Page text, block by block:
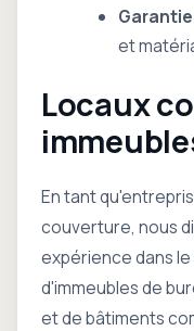
et
Locaux
En tant
couverture, nous
expérience dans
d'immeubles de
et de bâtiments